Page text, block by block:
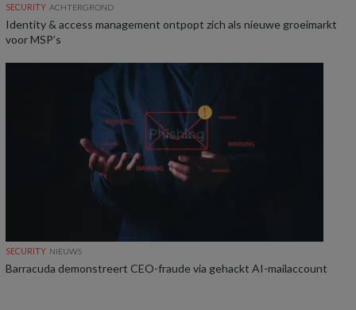
SECURITY ACHTERGROND
Identity & access management ontpopt zich als nieuwe groeimarkt
voor MSP’s
SECURITY NIEUWS
Barracuda demonstreert CEO-fraude via gehackt AI-mailaccount